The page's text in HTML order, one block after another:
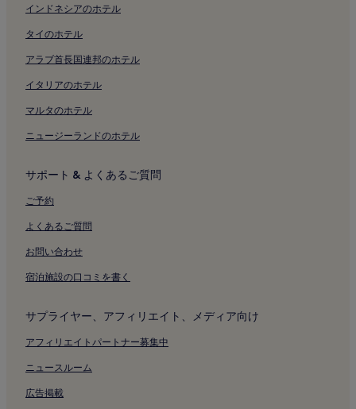
インドネシアのホテル
タイのホテル
アラブ首長国連邦のホテル
イタリアのホテル
マルタのホテル
ニュージーランドのホテル
サポート & よくあるご質問
ご予約
よくあるご質問
お問い合わせ
宿泊施設の口コミを書く
サプライヤー、アフィリエイト、メディア向け
アフィリエイトパートナー募集中
ニュースルーム
広告掲載